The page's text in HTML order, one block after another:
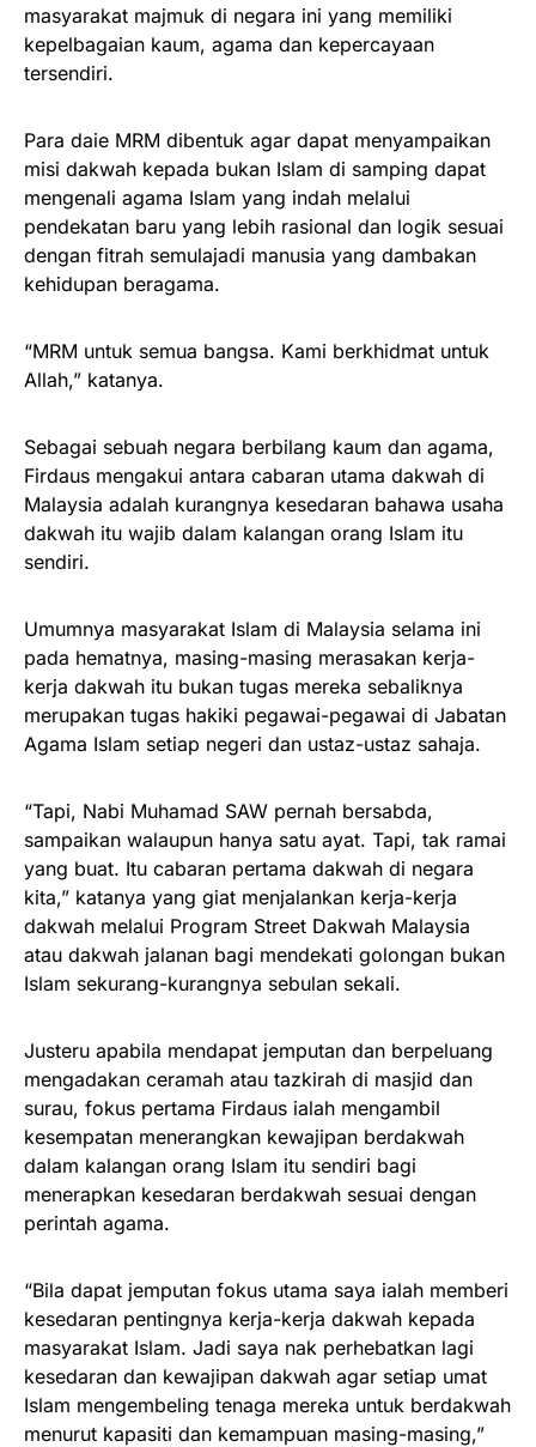
masyarakat majmuk di negara ini yang memiliki
kepelbagaian kaum, agama dan kepercayaan
tersendiri.
Para daie MRM dibentuk agar dapat menyampaikan
misi dakwah kepada bukan Islam di samping dapat
mengenali agama Islam yang indah melalui
pendekatan baru yang lebih rasional dan logik sesuai
dengan fitrah semulajadi manusia yang dambakan
kehidupan beragama.
“MRM untuk semua bangsa. Kami berkhidmat untuk
Allah,” katanya.
Sebagai sebuah negara berbilang kaum dan agama,
Firdaus mengakui antara cabaran utama dakwah di
Malaysia adalah kurangnya kesedaran bahawa usaha
dakwah itu wajib dalam kalangan orang Islam itu
sendiri.
Umumnya masyarakat Islam di Malaysia selama ini
pada hematnya, masing-masing merasakan kerja-
kerja dakwah itu bukan tugas mereka sebaliknya
merupakan tugas hakiki pegawai-pegawai di Jabatan
Agama Islam setiap negeri dan ustaz-ustaz sahaja.
“Tapi, Nabi Muhamad SAW pernah bersabda,
sampaikan walaupun hanya satu ayat. Tapi, tak ramai
yang buat. Itu cabaran pertama dakwah di negara
kita,” katanya yang giat menjalankan kerja-kerja
dakwah melalui Program Street Dakwah Malaysia
atau dakwah jalanan bagi mendekati golongan bukan
Islam sekurang-kurangnya sebulan sekali.
Justeru apabila mendapat jemputan dan berpeluang
mengadakan ceramah atau tazkirah di masjid dan
surau, fokus pertama Firdaus ialah mengambil
kesempatan menerangkan kewajipan berdakwah
dalam kalangan orang Islam itu sendiri bagi
menerapkan kesedaran berdakwah sesuai dengan
perintah agama.
“Bila dapat jemputan fokus utama saya ialah memberi
kesedaran pentingnya kerja-kerja dakwah kepada
masyarakat Islam. Jadi saya nak perhebatkan lagi
kesedaran dan kewajipan dakwah agar setiap umat
Islam mengembeling tenaga mereka untuk berdakwah
menurut kapasiti dan kemampuan masing-masing,”